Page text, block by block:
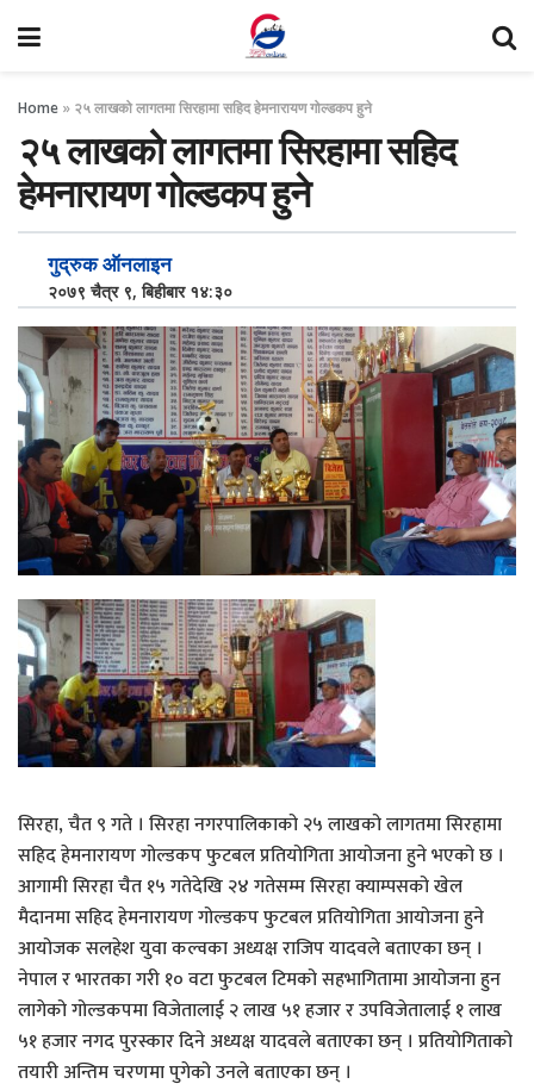
Home » २५ लाखको लागतमा सिरहामा सहिद हेमनारायण गोल्डकप हुने
२५ लाखको लागतमा सिरहामा सहिद
हेमनारायण गोल्डकप हुने
गुद्रुक ऑनलाइन
२०७९ चैत्र ९, बिहीबार १४:३०
सिरहा, चैत ९ गते । सिरहा नगरपालिकाको २५ लाखको लागतमा सिरहामा
सहिद हेमनारायण गोल्डकप फुटबल प्रतियोगिता आयोजना हुने भएको छ ।
आगामी सिरहा चैत १५ गतेदेखि २४ गतेसम्म सिरहा क्याम्पसको खेल
मैदानमा सहिद हेमनारायण गोल्डकप फुटबल प्रतियोगिता आयोजना हुने
आयोजक सलहेश युवा कल्वका अध्यक्ष राजिप यादवले बताएका छन् ।
नेपाल र भारतका गरी १० वटा फुटबल टिमको सहभागितामा आयोजना हुन
लागेको गोल्डकपमा विजेतालाई २ लाख ५१ हजार र उपविजेतालाई १ लाख
५१ हजार नगद पुरस्कार दिने अध्यक्ष यादवले बताएका छन् । प्रतियोगिताको
तयारी अन्तिम चरणमा पुगेको उनले बताएका छन् ।